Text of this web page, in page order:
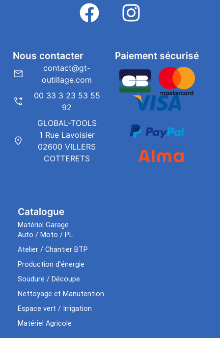
Catalogue
Matériel Garage
Auto / Moto / PL
Atelier / Chantier BTP
Production d’énergie
Soudure / Découpe
Nettoyage et Manutention
Espace vert / Irrigation
Matériel Agricole
Paiement sécurisé
Nous contacter
contact@gt-
outillage.com
00 33 3 23 53 55
92
GLOBAL-TOOLS
1 Rue Lavoisier
02600 VILLERS
COTTERETS